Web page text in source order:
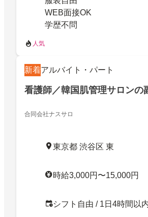
WEB面接OK
学歴不問
人気
新着アルバイト・パート
看護師／韓国肌管理サロンの
合同会社ナスサロ
東京都 渋谷区 東
時給3,000円〜15,000円
シフト自由 / 1日4時間以